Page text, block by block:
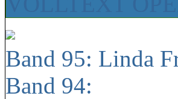
Band 95: Linda
Band 94: